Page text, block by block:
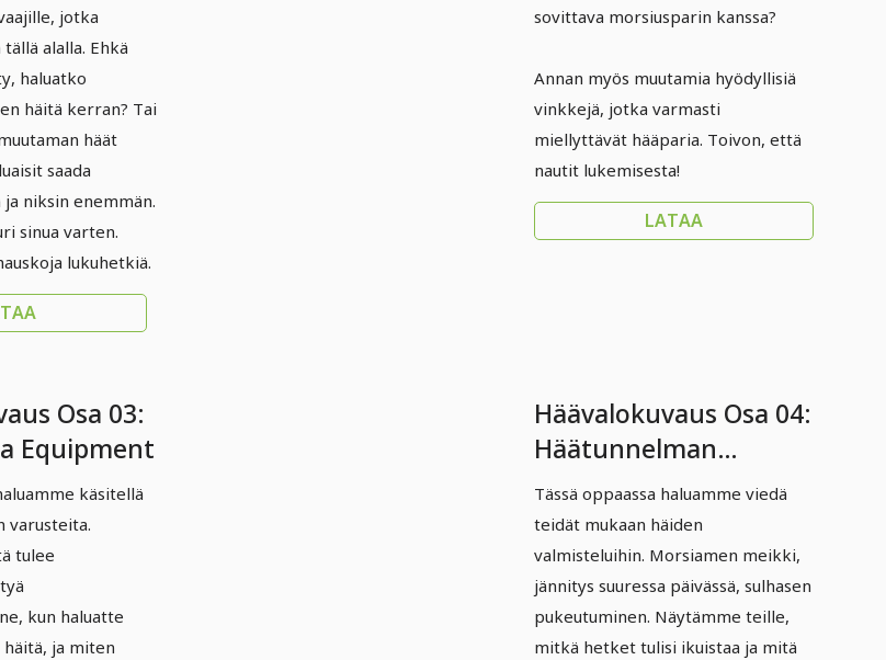
jotka
alalla. Ehkä
haluatko
häitä kerran? Tai
häät
saada
niksin enemmän.
sinua varten.
lukuhetkiä.
sovittava morsiusparin kanssa?
Annan myös muutamia hyödyllisiä
vinkkejä, jotka varmasti
miellyttävät hääparia. Toivon, että
nautit lukemisesta!
LATAA
Osa 03:
Equipment
käsitellä
varusteita.
tulee
kun haluatte
häitä, ja miten
Häävalokuvaus Osa 04:
Häätunnelman
luominen
Tässä oppaassa haluamme viedä
teidät mukaan häiden
valmisteluihin. Morsiamen meikki,
jännitys suuressa päivässä, sulhasen
pukeutuminen. Näytämme teille,
mitkä hetket tulisi ikuistaa ja mitä